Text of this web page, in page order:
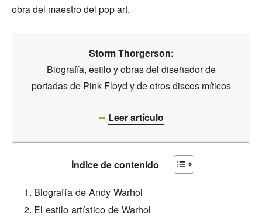
obra del maestro del pop art.
Storm Thorgerson:
Biografía, estilo y obras del diseñador de
portadas de Pink Floyd y de otros discos míticos
➥ Leer artículo
Índice de contenido
Biografía de Andy Warhol
El estilo artístico de Warhol